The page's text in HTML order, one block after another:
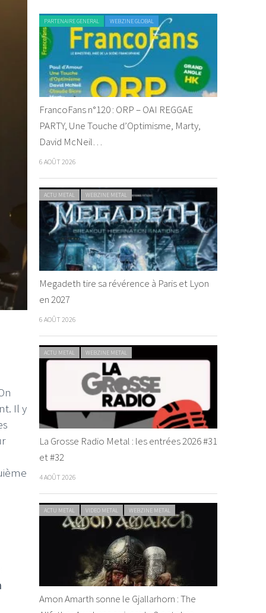
Il y
PARTENAIRE GENERAL WEBZINE GLOBAL
FrancoFans n°120 : ORP – OAI REGGAE
PARTY, Une Touche d’Optimisme, Marty,
David McNeil…
6 AOÛT 2026
ACTU METAL WEBZINE METAL
Megadeth tire sa révérence à Paris et Lyon
en 2027
6 AOÛT 2026
ACTU METAL WEBZINE METAL
La Grosse Radio Metal : les entrées 2026 #31
et #32
4 AOÛT 2026
ACTU METAL VIDEO METAL WEBZINE METAL
Amon Amarth sonne le Gjallarhorn : The